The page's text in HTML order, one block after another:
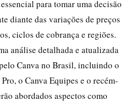
para tomar uma decisão
diante das variações de preços
ciclos de cobrança e regiões.
análise detalhada e atualizada
Canva no Brasil, incluindo o
o Canva Equipes e o recém-
abordados aspectos como